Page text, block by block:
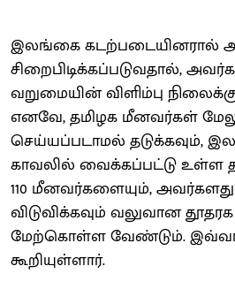
இலங்கை கடற்படையினரால்
சிறைபிடிக்கப்படுவதால்,
வறுமையின் விளிம்பு
எனவே, தமிழக மீனவர்கள்
செய்யப்படாமல் தடுக்கவும்,
காவலில் வைக்கப்பட்டு உள்ள
110 மீனவர்களையும்,
விடுவிக்கவும் வலுவான
மேற்கொள்ள வேண்டும்.
கூறியுள்ளார்.